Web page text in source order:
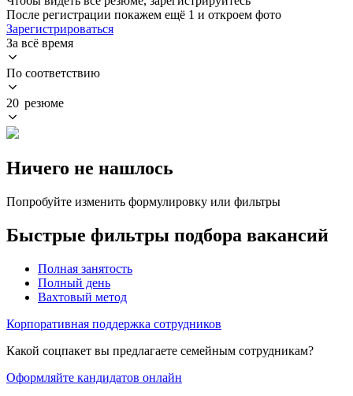
После регистрации покажем ещё 1 и откроем фото
Зарегистрироваться
За всё время
По соответствию
20 резюме
Ничего не нашлось
Попробуйте изменить формулировку или фильтры
Быстрые фильтры подбора вакансий
Полная занятость
Полный день
Вахтовый метод
Корпоративная поддержка сотрудников
Какой соцпакет вы предлагаете семейным сотрудникам?
Оформляйте кандидатов онлайн